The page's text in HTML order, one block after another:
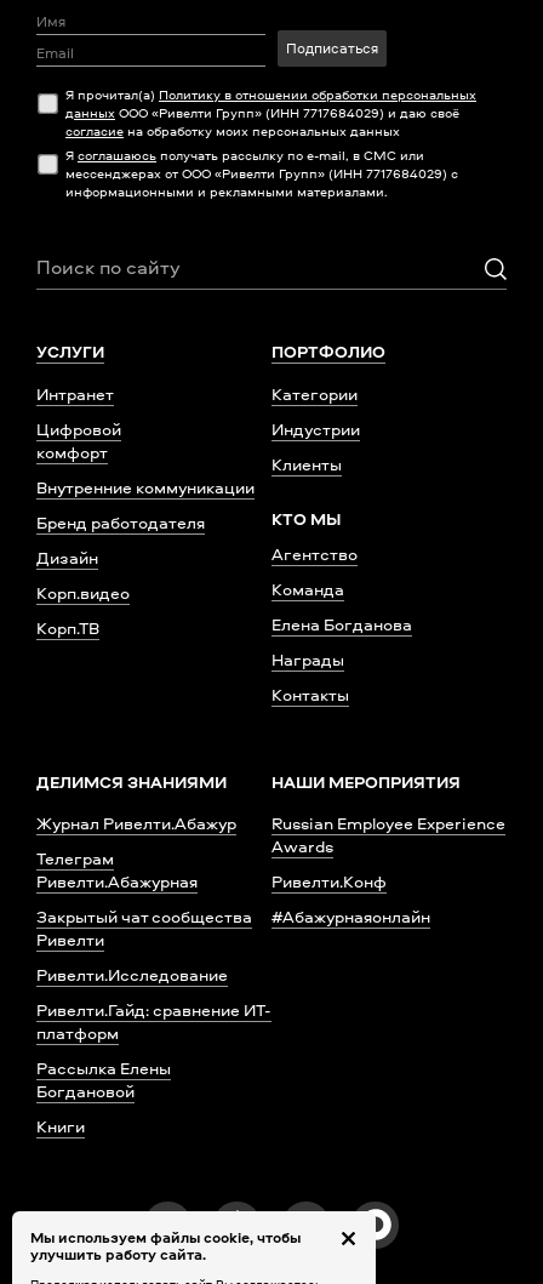
УСЛУГИ
Интранет
Цифровой
комфорт
Внутренние коммуникации
Бренд работодателя
Дизайн
Корп.видео
Корп.ТВ
ПОРТФОЛИО
Категории
Индустрии
Клиенты
КТО МЫ
Агентство
Команда
Елена Богданова
Награды
Контакты
ДЕЛИМСЯ ЗНАНИЯМИ
Журнал Ривелти.Абажур
Телеграм
Ривелти.Абажурная
Закрытый чат сообщества
Ривелти
Ривелти.Исследование
Ривелти.Гайд: сравнение ИТ-
платформ
Рассылка Елены
Богдановой
Книги
НАШИ МЕРОПРИЯТИЯ
Russian Employee Experience
Awards
Ривелти.Конф
#Абажурнаяонлайн
Подписаться
Я прочитал(а) Политику в отношении обработки персональных
данных ООО «Ривелти Групп» (ИНН 7717684029) и даю своё
согласие на обработку моих персональных данных
Я соглашаюсь получать рассылку по e-mail, в СМС или
мессенджерах от ООО «Ривелти Групп» (ИНН 7717684029) с
информационными и рекламными материалами.
Мы используем файлы cookie, чтобы
улучшить работу сайта.